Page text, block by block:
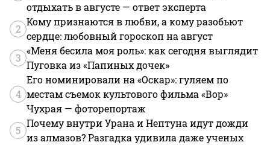
отдыхать в августе — ответ эксперта
2
Кому признаются в любви, а кому разобьют
сердце: любовный гороскоп на август
3
«Меня бесила моя роль»: как сегодня выглядит
Пуговка из «Папиных дочек»
4
Его номинировали на «Оскар»: гуляем по
местам съемок культового фильма «Вор»
Чухрая — фоторепортаж
5
Почему внутри Урана и Нептуна идут дожди
из алмазов? Разгадка удивила даже ученых